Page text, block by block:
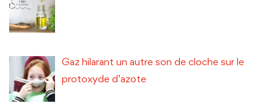
Gaz hilarant un autre son de cloche sur le
protoxyde d’azote